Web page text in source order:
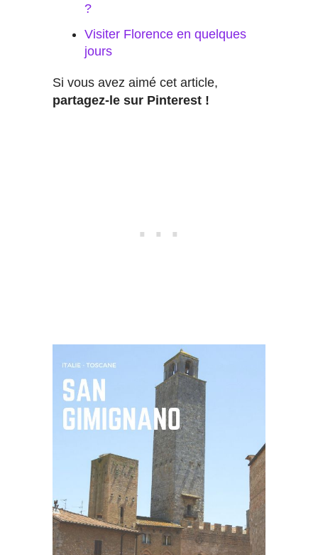
?
Visiter Florence en quelques
jours
Si vous avez aimé cet article,
partagez-le sur Pinterest !